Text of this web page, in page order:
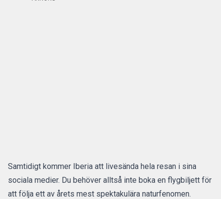
Samtidigt kommer Iberia att livesända hela resan i sina
sociala medier. Du behöver alltså inte boka en flygbiljett för
att följa ett av årets mest spektakulära naturfenomen.